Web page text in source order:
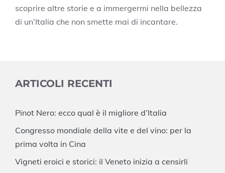
scoprire altre storie e a immergermi nella bellezza
di un’Italia che non smette mai di incantare.
ARTICOLI RECENTI
Pinot Nero: ecco qual è il migliore d’Italia
Congresso mondiale della vite e del vino: per la
prima volta in Cina
Vigneti eroici e storici: il Veneto inizia a censirli